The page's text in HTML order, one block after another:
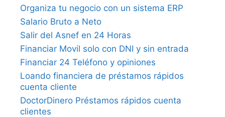
Organiza tu negocio con un sistema ERP
Salario Bruto a Neto
Salir del Asnef en 24 Horas
Financiar Movil solo con DNI y sin entrada
Financiar 24 Teléfono y opiniones
Loando financiera de préstamos rápidos
cuenta cliente
DoctorDinero Préstamos rápidos cuenta
clientes